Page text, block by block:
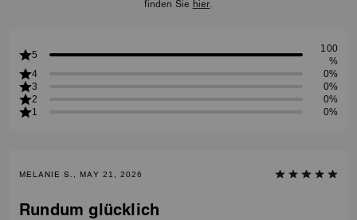
finden Sie hier
5
100
%
4
0%
3
0%
2
0%
1
0%
MELANIE S., MAY 21, 2026
Rundum glücklich